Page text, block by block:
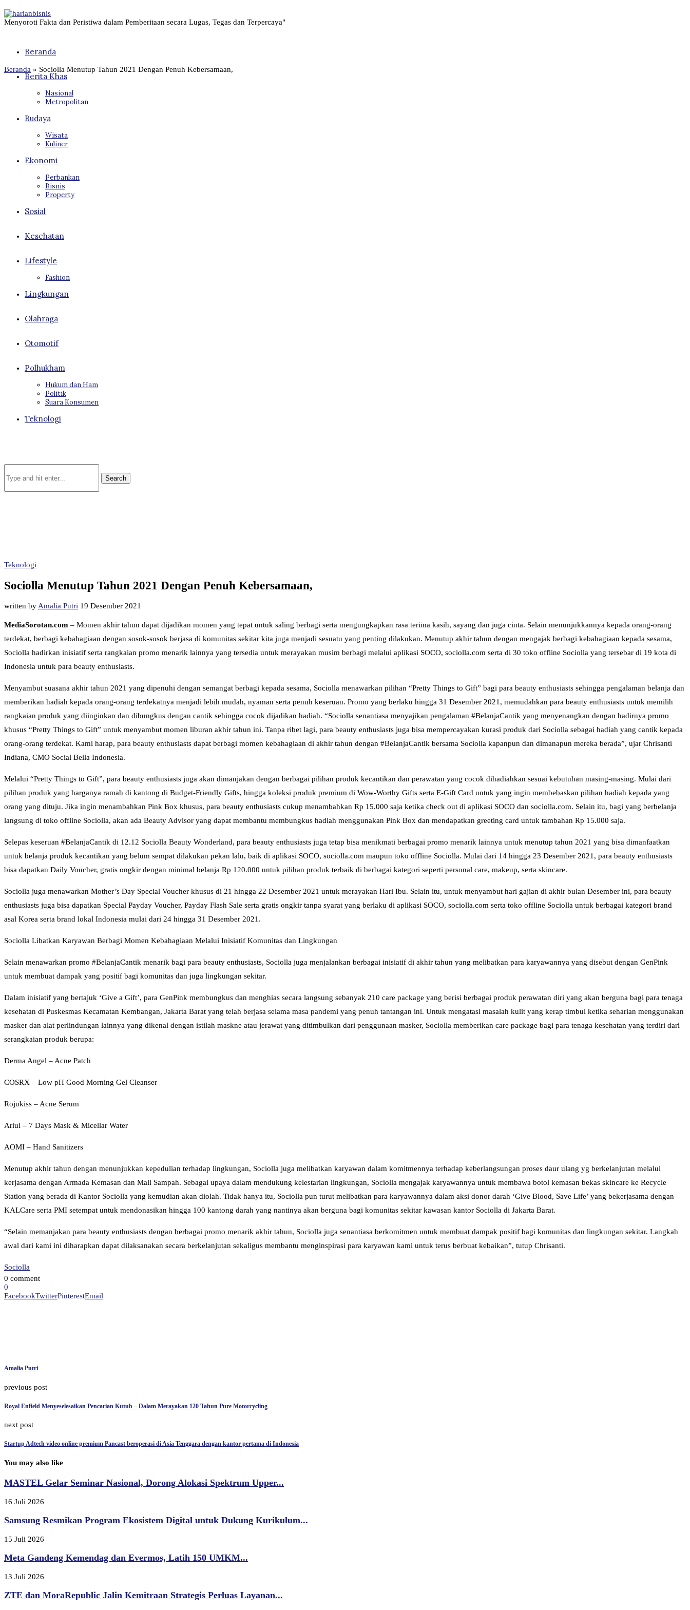
Menyoroti Fakta dan Peristiwa dalam Pemberitaan secara Lugas, Tegas dan Terpercaya"
Beranda
Berita Khas
Nasional
Metropolitan
Budaya
Wisata
Kuliner
Ekonomi
Perbankan
Bisnis
Property
Sosial
Kesehatan
Lifestyle
Fashion
Lingkungan
Olahraga
Otomotif
Polhukham
Hukum dan Ham
Politik
Suara Konsumen
Teknologi
Beranda » Sociolla Menutup Tahun 2021 Dengan Penuh Kebersamaan,
Teknologi
Sociolla Menutup Tahun 2021 Dengan Penuh Kebersamaan,
written byAmalia Putri 19 Desember 2021
MediaSorotan.com – Momen akhir tahun dapat dijadikan momen yang tepat untuk saling berbagi serta mengungkapkan rasa terima kasih, sayang dan juga cinta. Selain menunjukkannya kepada orang-orang
terdekat, berbagi kebahagiaan dengan sosok-sosok berjasa di komunitas sekitar kita juga menjadi sesuatu yang penting dilakukan. Menutup akhir tahun dengan mengajak berbagi kebahagiaan kepada sesama,
Sociolla hadirkan inisiatif serta rangkaian promo menarik lainnya yang tersedia untuk merayakan musim berbagi melalui aplikasi SOCO, sociolla.com serta di 30 toko offline Sociolla yang tersebar di 19 kota di
Indonesia untuk para beauty enthusiasts.
Menyambut suasana akhir tahun 2021 yang dipenuhi dengan semangat berbagi kepada sesama, Sociolla menawarkan pilihan “Pretty Things to Gift” bagi para beauty enthusiasts sehingga pengalaman belanja dan
memberikan hadiah kepada orang-orang terdekatnya menjadi lebih mudah, nyaman serta penuh keseruan. Promo yang berlaku hingga 31 Desember 2021, memudahkan para beauty enthusiasts untuk memilih
rangkaian produk yang diinginkan dan dibungkus dengan cantik sehingga cocok dijadikan hadiah. “Sociolla senantiasa menyajikan pengalaman #BelanjaCantik yang menyenangkan dengan hadirnya promo
khusus “Pretty Things to Gift” untuk menyambut momen liburan akhir tahun ini. Tanpa ribet lagi, para beauty enthusiasts juga bisa mempercayakan kurasi produk dari Sociolla sebagai hadiah yang cantik kepada
orang-orang terdekat. Kami harap, para beauty enthusiasts dapat berbagi momen kebahagiaan di akhir tahun dengan #BelanjaCantik bersama Sociolla kapanpun dan dimanapun mereka berada”, ujar Chrisanti
Indiana, CMO Social Bella Indonesia.
Melalui “Pretty Things to Gift”, para beauty enthusiasts juga akan dimanjakan dengan berbagai pilihan produk kecantikan dan perawatan yang cocok dihadiahkan sesuai kebutuhan masing-masing. Mulai dari
pilihan produk yang harganya ramah di kantong di Budget-Friendly Gifts, hingga koleksi produk premium di Wow-Worthy Gifts serta E-Gift Card untuk yang ingin membebaskan pilihan hadiah kepada yang
orang yang dituju. Jika ingin menambahkan Pink Box khusus, para beauty enthusiasts cukup menambahkan Rp 15.000 saja ketika check out di aplikasi SOCO dan sociolla.com. Selain itu, bagi yang berbelanja
langsung di toko offline Sociolla, akan ada Beauty Advisor yang dapat membantu membungkus hadiah menggunakan Pink Box dan mendapatkan greeting card untuk tambahan Rp 15.000 saja.
Selepas keseruan #BelanjaCantik di 12.12 Sociolla Beauty Wonderland, para beauty enthusiasts juga tetap bisa menikmati berbagai promo menarik lainnya untuk menutup tahun 2021 yang bisa dimanfaatkan
untuk belanja produk kecantikan yang belum sempat dilakukan pekan lalu, baik di aplikasi SOCO, sociolla.com maupun toko offline Sociolla. Mulai dari 14 hingga 23 Desember 2021, para beauty enthusiasts
bisa dapatkan Daily Voucher, gratis ongkir dengan minimal belanja Rp 120.000 untuk pilihan produk terbaik di berbagai kategori seperti personal care, makeup, serta skincare.
Sociolla juga menawarkan Mother’s Day Special Voucher khusus di 21 hingga 22 Desember 2021 untuk merayakan Hari Ibu. Selain itu, untuk menyambut hari gajian di akhir bulan Desember ini, para beauty
enthusiasts juga bisa dapatkan Special Payday Voucher, Payday Flash Sale serta gratis ongkir tanpa syarat yang berlaku di aplikasi SOCO, sociolla.com serta toko offline Sociolla untuk berbagai kategori brand
asal Korea serta brand lokal Indonesia mulai dari 24 hingga 31 Desember 2021.
Sociolla Libatkan Karyawan Berbagi Momen Kebahagiaan Melalui Inisiatif Komunitas dan Lingkungan
Selain menawarkan promo #BelanjaCantik menarik bagi para beauty enthusiasts, Sociolla juga menjalankan berbagai inisiatif di akhir tahun yang melibatkan para karyawannya yang disebut dengan GenPink
untuk membuat dampak yang positif bagi komunitas dan juga lingkungan sekitar.
Dalam inisiatif yang bertajuk ‘Give a Gift’, para GenPink membungkus dan menghias secara langsung sebanyak 210 care package yang berisi berbagai produk perawatan diri yang akan berguna bagi para tenaga
kesehatan di Puskesmas Kecamatan Kembangan, Jakarta Barat yang telah berjasa selama masa pandemi yang penuh tantangan ini. Untuk mengatasi masalah kulit yang kerap timbul ketika seharian menggunakan
masker dan alat perlindungan lainnya yang dikenal dengan istilah maskne atau jerawat yang ditimbulkan dari penggunaan masker, Sociolla memberikan care package bagi para tenaga kesehatan yang terdiri dari
serangkaian produk berupa:
Derma Angel – Acne Patch
COSRX – Low pH Good Morning Gel Cleanser
Rojukiss – Acne Serum
Ariul – 7 Days Mask & Micellar Water
AOMI – Hand Sanitizers
Menutup akhir tahun dengan menunjukkan kepedulian terhadap lingkungan, Sociolla juga melibatkan karyawan dalam komitmennya terhadap keberlangsungan proses daur ulang yg berkelanjutan melalui
kerjasama dengan Armada Kemasan dan Mall Sampah. Sebagai upaya dalam mendukung kelestarian lingkungan, Sociolla mengajak karyawannya untuk membawa botol kemasan bekas skincare ke Recycle
Station yang berada di Kantor Sociolla yang kemudian akan diolah. Tidak hanya itu, Sociolla pun turut melibatkan para karyawannya dalam aksi donor darah ‘Give Blood, Save Life’ yang bekerjasama dengan
KALCare serta PMI setempat untuk mendonasikan hingga 100 kantong darah yang nantinya akan berguna bagi komunitas sekitar kawasan kantor Sociolla di Jakarta Barat.
“Selain memanjakan para beauty enthusiasts dengan berbagai promo menarik akhir tahun, Sociolla juga senantiasa berkomitmen untuk membuat dampak positif bagi komunitas dan lingkungan sekitar. Langkah
awal dari kami ini diharapkan dapat dilaksanakan secara berkelanjutan sekaligus membantu menginspirasi para karyawan kami untuk terus berbuat kebaikan”, tutup Chrisanti.
Sociolla
0 comment
0
FacebookTwitterPinterestEmail
Amalia Putri
previous post
Royal Enfield Menyeselesaikan Pencarian Kutub – Dalam Merayakan 120 Tahun Pure Motorcycling
next post
Startup Adtech video online premium Pancast beroperasi di Asia Tenggara dengan kantor pertama di Indonesia
You may also like
MASTEL Gelar Seminar Nasional, Dorong Alokasi Spektrum Upper...
16 Juli 2026
Samsung Resmikan Program Ekosistem Digital untuk Dukung Kurikulum...
15 Juli 2026
Meta Gandeng Kemendag dan Evermos, Latih 150 UMKM...
13 Juli 2026
ZTE dan MoraRepublic Jalin Kemitraan Strategis Perluas Layanan...